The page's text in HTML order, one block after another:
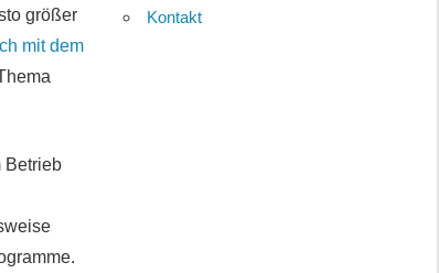
größer
mit dem
Betrieb
Kontakt